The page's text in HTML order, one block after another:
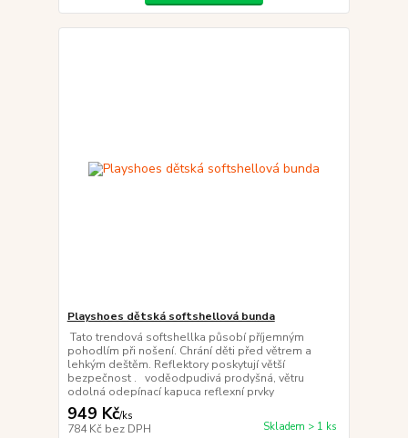
Playshoes dětská softshellová bunda
Tato trendová softshellka působí příjemným
pohodlím při nošení. Chrání děti před větrem a
lehkým deštěm. Reflektory poskytují větší
bezpečnost . voděodpudivá prodyšná, větru
odolná odepínací kapuca reflexní prvky
949 Kč/ks
784 Kč bez DPH Skladem > 1 ks